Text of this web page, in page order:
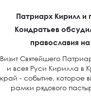
Патриарх Кирилл и
Кондратьев
православия
Визит Святейшего
и всея Руси Кирилла в
край - событие, которое
рамки рядового